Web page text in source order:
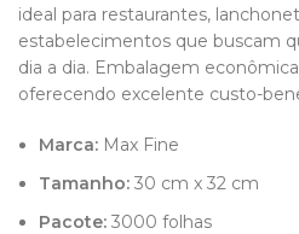
ideal para restaurantes,
estabelecimentos que buscam
dia a dia. Embalagem
oferecendo excelente custo-
Marca: Max Fine
Tamanho: 30 cm x 32 cm
Pacote: 3000 folhas